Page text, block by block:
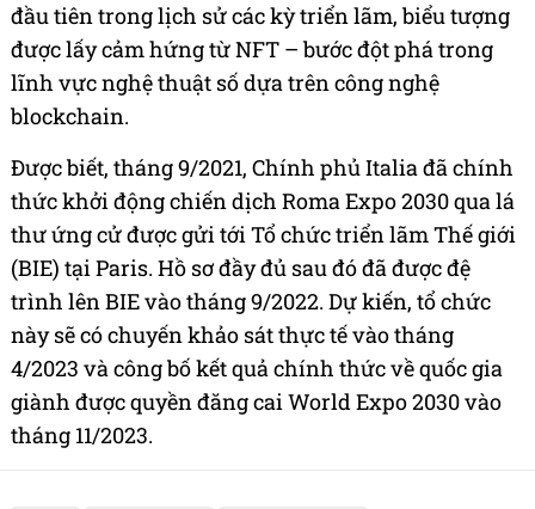
đầu tiên trong lịch sử các kỳ triển lãm, biểu tượng
được lấy cảm hứng từ NFT – bước đột phá trong
lĩnh vực nghệ thuật số dựa trên công nghệ
blockchain.
Được biết, tháng 9/2021, Chính phủ Italia đã chính
thức khởi động chiến dịch Roma Expo 2030 qua lá
thư ứng cử được gửi tới Tổ chức triển lãm Thế giới
(BIE) tại Paris. Hồ sơ đầy đủ sau đó đã được đệ
trình lên BIE vào tháng 9/2022. Dự kiến, tổ chức
này sẽ có chuyến khảo sát thực tế vào tháng
4/2023 và công bố kết quả chính thức về quốc gia
giành được quyền đăng cai World Expo 2030 vào
tháng 11/2023.